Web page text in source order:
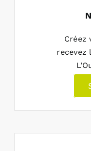
Créez
recevez